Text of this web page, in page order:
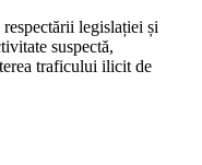
legislației și
suspectă,
traficului ilicit de